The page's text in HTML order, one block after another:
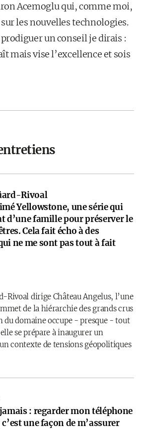
Acemoglu qui, comme moi,
les nouvelles technologies.
un conseil je dirais :
mais vise l’excellence et sois
Rivoal
Yellowstone, une série qui
d’une famille pour préserver le
Cela fait écho à des
ne me sont pas tout à fait
Rivoal dirige Château Angelus, l’une
de la hiérarchie des grands crus
du domaine occupe - presque - tout
se prépare à inaugurer un
contexte de tensions géopolitiques
: regarder mon téléphone
une façon de m’assurer